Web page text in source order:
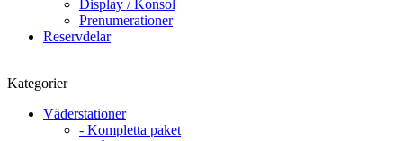
Display / Konsol
Prenumerationer
Reservdelar
Kategorier
Väderstationer
- Kompletta paket